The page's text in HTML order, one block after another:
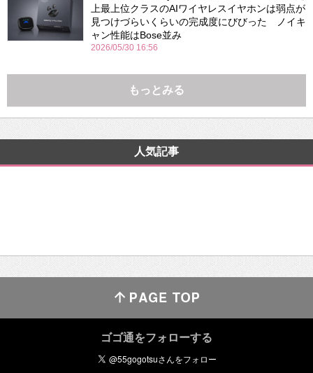
上最上位クラスのAIワイヤレスイヤホンは弱点が
見つけづらいくらいの完成度にびびった ノイキ
ャン性能はBose並み
2026/05/30 16:56
もっとみる
人気記事
ゴゴ通をフォローする